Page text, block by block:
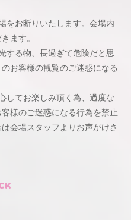
をお断りいたします。会場内
ます。
する物、⻑過ぎて危険だと思
お客様の観覧のご迷惑になる
してお楽しみ頂く為、過度な
様のご迷惑になる⾏為を禁⽌
会場スタッフよりお声がけさ